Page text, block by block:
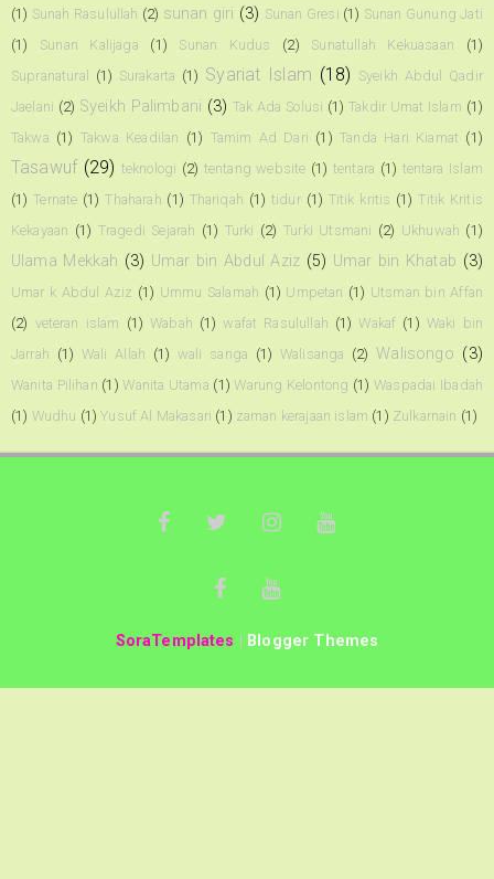
(1) Sunah Rasulullah (2) sunan giri (3) Sunan Gresi (1) Sunan Gunung Jati
(1)
Sunan Kalijaga (1) Sunan Kudus (2) Sunatullah Kekuasaan
(1)
Supranatural
(1) Surakarta (1) Syariat Islam (18) Syeikh Abdul Qadir
Jaelani (2) Syeikh Palimbani (3) Tak Ada Solusi (1) Takdir Umat Islam (1)
Takwa (1) Takwa Keadilan (1) Tamim Ad Dari (1) Tanda Hari Kiamat (1)
Tasawuf (29) teknologi (2) tentang website (1) tentara (1) tentara Islam
(1) Ternate (1) Thaharah (1) Thariqah (1) tidur (1) Titik kritis (1) Titik Kritis
Kekayaan (1) Tragedi Sejarah (1) Turki (2) Turki Utsmani (2) Ukhuwah (1)
Ulama Mekkah (3) Umar bin Abdul Aziz (5) Umar bin Khatab (3)
Umar k Abdul Aziz (1) Ummu Salamah (1) Umpetan (1) Utsman bin Affan
(2) veteran islam (1) Wabah (1) wafat Rasulullah (1) Wakaf (1) Waki bin
Jarrah (1) Wali Allah (1) wali sanga (1) Walisanga (2) Walisongo (3)
Wanita Pilihan (1) Wanita Utama (1) Warung Kelontong (1) Waspadai Ibadah
(1) Wudhu (1) Yusuf Al Makasari (1) zaman kerajaan islam (1) Zulkarnain (1)
SoraTemplates Blogger Themes